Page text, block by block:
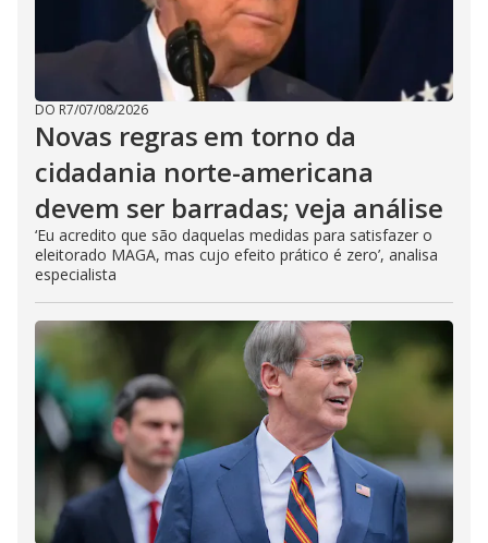
DO R7/07/08/2026
Novas regras em torno da
cidadania norte-americana
devem ser barradas; veja análise
‘Eu acredito que são daquelas medidas para satisfazer o
eleitorado MAGA, mas cujo efeito prático é zero’, analisa
especialista